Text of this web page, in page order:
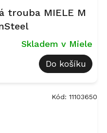
trouba MIELE M
Skladem v Miele
Do košíku
Kód: 11103650